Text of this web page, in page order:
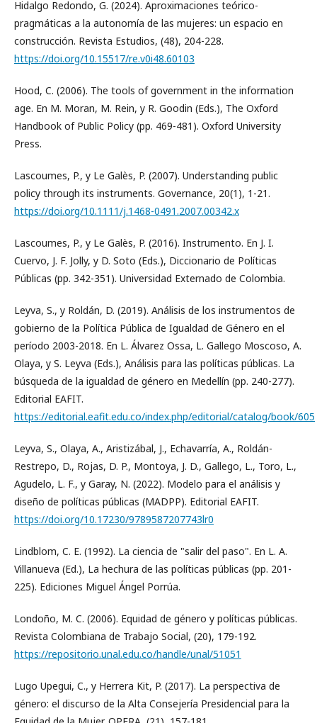
Hidalgo Redondo, G. (2024). Aproximaciones teórico-
pragmáticas a la autonomía de las mujeres: un espacio en
construcción. Revista Estudios, (48), 204-228.
https://doi.org/10.15517/re.v0i48.60103
Hood, C. (2006). The tools of government in the information
age. En M. Moran, M. Rein, y R. Goodin (Eds.), The Oxford
Handbook of Public Policy (pp. 469-481). Oxford University
Press.
Lascoumes, P., y Le Galès, P. (2007). Understanding public
policy through its instruments. Governance, 20(1), 1-21.
https://doi.org/10.1111/j.1468-0491.2007.00342.x
Lascoumes, P., y Le Galès, P. (2016). Instrumento. En J. I.
Cuervo, J. F. Jolly, y D. Soto (Eds.), Diccionario de Políticas
Públicas (pp. 342-351). Universidad Externado de Colombia.
Leyva, S., y Roldán, D. (2019). Análisis de los instrumentos de
gobierno de la Política Pública de Igualdad de Género en el
período 2003-2018. En L. Álvarez Ossa, L. Gallego Moscoso, A.
Olaya, y S. Leyva (Eds.), Análisis para las políticas públicas. La
búsqueda de la igualdad de género en Medellín (pp. 240-277).
Editorial EAFIT.
https://editorial.eafit.edu.co/index.php/editorial/catalog/book/605
Leyva, S., Olaya, A., Aristizábal, J., Echavarría, A., Roldán-
Restrepo, D., Rojas, D. P., Montoya, J. D., Gallego, L., Toro, L.,
Agudelo, L. F., y Garay, N. (2022). Modelo para el análisis y
diseño de políticas públicas (MADPP). Editorial EAFIT.
https://doi.org/10.17230/9789587207743lr0
Lindblom, C. E. (1992). La ciencia de "salir del paso". En L. A.
Villanueva (Ed.), La hechura de las políticas públicas (pp. 201-
225). Ediciones Miguel Ángel Porrúa.
Londoño, M. C. (2006). Equidad de género y políticas públicas.
Revista Colombiana de Trabajo Social, (20), 179-192.
https://repositorio.unal.edu.co/handle/unal/51051
Lugo Upegui, C., y Herrera Kit, P. (2017). La perspectiva de
género: el discurso de la Alta Consejería Presidencial para la